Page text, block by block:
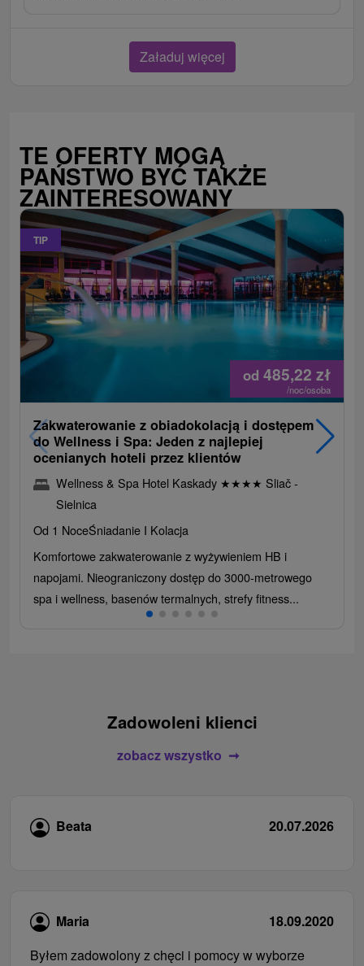
Załaduj więcej
TE OFERTY MOGĄ
PAŃSTWO BYĆ TAKŻE
ZAINTERESOWANY
TIP
od 485,22 zł
/noc/osoba
Zakwaterowanie z obiadokolacją i dostępem
do Wellness i Spa: Jeden z najlepiej
ocenianych hoteli przez klientów
Wellness & Spa Hotel Kaskady ★★★★ Sliač -
Sielnica
Od 1 NoceŚniadanie I Kolacja
Komfortowe zakwaterowanie z wyżywieniem HB i
napojami. Nieograniczony dostęp do 3000-metrowego
spa i wellness, basenów termalnych, strefy fitness...
Zadowoleni klienci
zobacz wszystko
Beata 20.07.2026
Maria
18.09.2020
Byłem zadowolony z chęci i pomocy w wyborze